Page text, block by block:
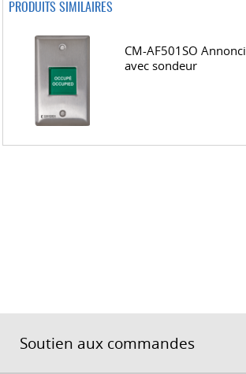
PRODUITS SIMILAIRES
CM-AF501SO
avec sondeur
Soutien aux commandes